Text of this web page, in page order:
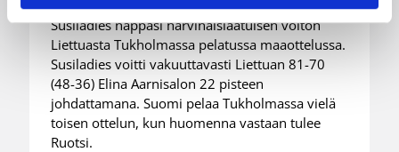
Susiladies nappasi harvinaislaatuisen voiton
Liettuasta Tukholmassa pelatussa maaottelussa.
Susiladies voitti vakuuttavasti Liettuan 81-70
(48-36) Elina Aarnisalon 22 pisteen
johdattamana. Suomi pelaa Tukholmassa vielä
toisen ottelun, kun huomenna vastaan tulee
Ruotsi.